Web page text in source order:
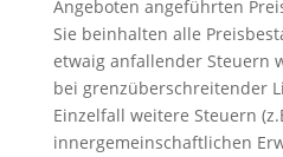
Angeboten angeführten
Sie beinhalten alle
etwaig anfallender Steuern
bei grenzüberschreitender
Einzelfall weitere Steuern
innergemeinschaftlichen